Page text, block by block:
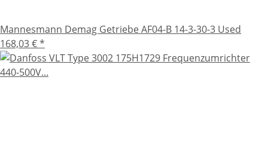
Mannesmann Demag Getriebe AF04-B 14-3-30-3 Used
168,03 €*